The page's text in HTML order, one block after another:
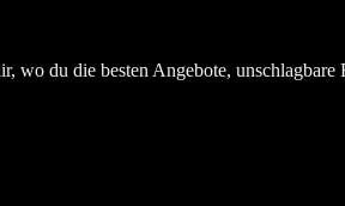
wo du die besten Angebote, unschlagbare